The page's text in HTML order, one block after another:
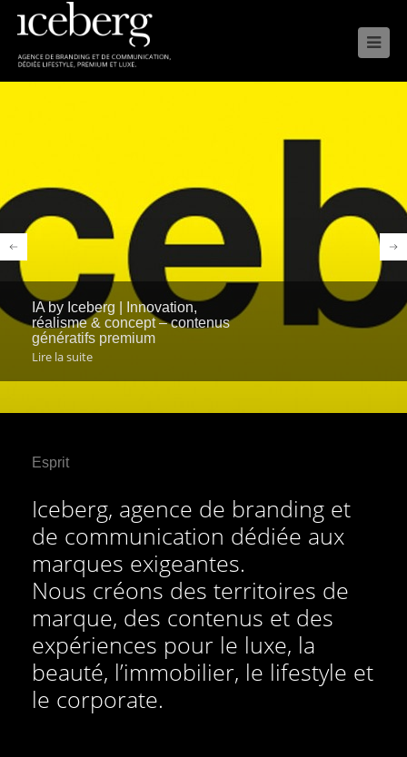

26 Madrid
Lire la suite
Esprit
Iceberg, agence de branding et
de communication dédiée aux
marques exigeantes.
Nous créons des territoires de
marque, des contenus et des
expériences pour le luxe, la
beauté, l’immobilier, le lifestyle et
le corporate.